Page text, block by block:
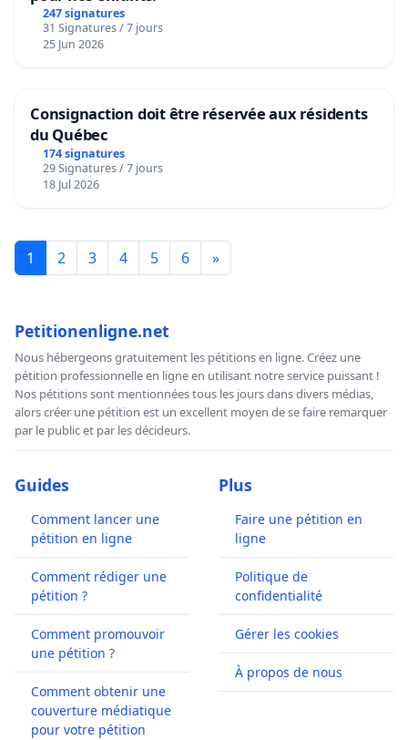
247 signatures
31 Signatures / 7 jours
25 Jun 2026
Consignaction doit être réservée aux résidents
du Québec
174 signatures
29 Signatures / 7 jours
18 Jul 2026
1 2 3 4 5 6 »
Petitionenligne.net
Nous hébergeons gratuitement les pétitions en ligne. Créez une
pétition professionnelle en ligne en utilisant notre service puissant !
Nos pétitions sont mentionnées tous les jours dans divers médias,
alors créer une pétition est un excellent moyen de se faire remarquer
par le public et par les décideurs.
Guides
Comment lancer une
pétition en ligne
Comment rédiger une
pétition ?
Comment promouvoir
une pétition ?
Comment obtenir une
couverture médiatique
pour votre pétition
Plus
Faire une pétition en
ligne
Politique de
confidentialité
Gérer les cookies
À propos de nous